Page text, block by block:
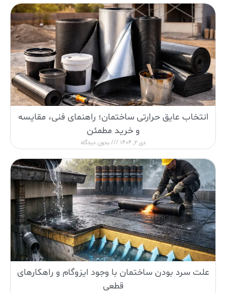
انتخاب عایق حرارتی ساختمان؛ راهنمای فنی، مقایسه
و خرید مطمئن
دی 2, 1404 بدون دیدگاه
علت سرد بودن ساختمان با وجود ایزوگام و راهکارهای
قطعی